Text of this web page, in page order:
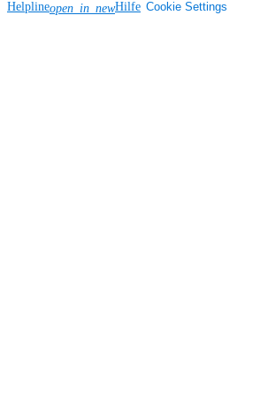
Helplineopen_in_newHilfe Cookie Settings